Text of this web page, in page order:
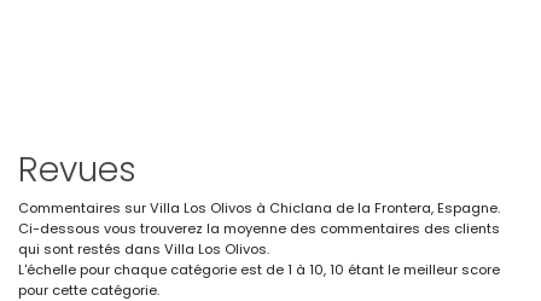
Revues
Commentaires sur Villa Los Olivos à Chiclana de la Frontera, Espagne.
Ci-dessous vous trouverez la moyenne des commentaires des clients
qui sont restés dans Villa Los Olivos.
L'échelle pour chaque catégorie est de 1 à 10, 10 étant le meilleur score
pour cette catégorie.